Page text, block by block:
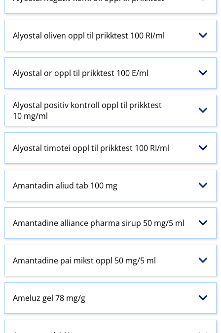
Alyostal oliven oppl til prikktest 100 RI​/​ml
Alyostal or oppl til prikktest 100 E​/​ml
Alyostal positiv kontroll oppl til prikktest
10 mg/ml
Alyostal timotei oppl til prikktest 100 RI​/​ml
Amantadin aliud tab 100 mg
Amantadine alliance pharma sirup 50 mg/5 ml
Amantadine pai mikst oppl 50 mg/5 ml
Ameluz gel 78 mg/g